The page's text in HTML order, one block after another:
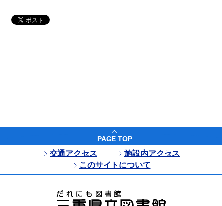
PAGE TOP
交通アクセス
施設内アクセス
このサイトについて